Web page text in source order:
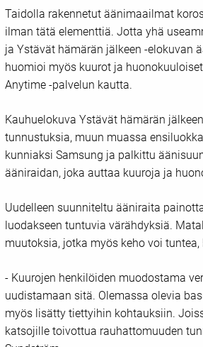
Taidolla rakennetut äänimaailmat
ilman tätä elementtiä. Jotta yhä
ja Ystävät hämärän jälkeen -elokuvan
huomioi myös kuurot ja
Anytime -palvelun kautta.
Kauhuelokuva Ystävät hämärän
tunnustuksia, muun muassa
kunniaksi Samsung ja palkittu
ääniraidan, joka auttaa kuuroja ja
Uudelleen suunniteltu ääniraita
luodakseen tuntuvia värähdyksiä.
muutoksia, jotka myös keho voi
- Kuurojen henkilöiden muodostama
uudistamaan sitä. Olemassa olevia
myös lisätty tiettyihin kohtauksiin.
katsojille toivottua rauhattomuuden